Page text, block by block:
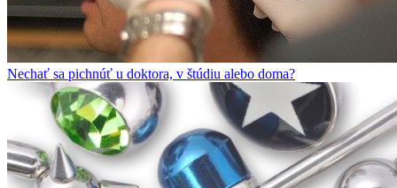
Nechať sa pichnúť u doktora, v štúdiu alebo doma?